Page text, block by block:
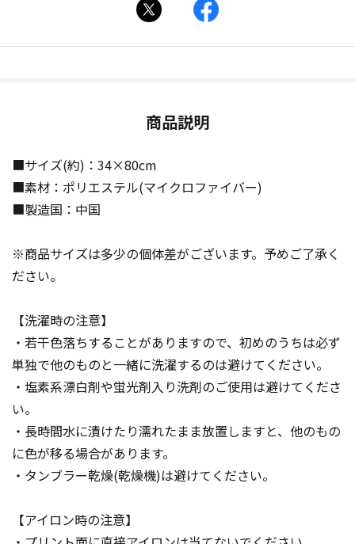
商品説明
■サイズ(約)：34×80cm
■素材：ポリエステル(マイクロファイバー)
■製造国：中国
※商品サイズは多少の個体差がございます。予めご了承く
ださい。
【洗濯時の注意】
・若干色落ちすることがありますので、初めのうちは必ず
単独で他のものと一緒に洗濯するのは避けてください。
・塩素系漂白剤や蛍光剤入り洗剤のご使用は避けてくださ
い。
・長時間水に漬けたり濡れたまま放置しますと、他のもの
に色が移る場合があります。
・タンブラー乾燥(乾燥機)は避けてください。
【アイロン時の注意】